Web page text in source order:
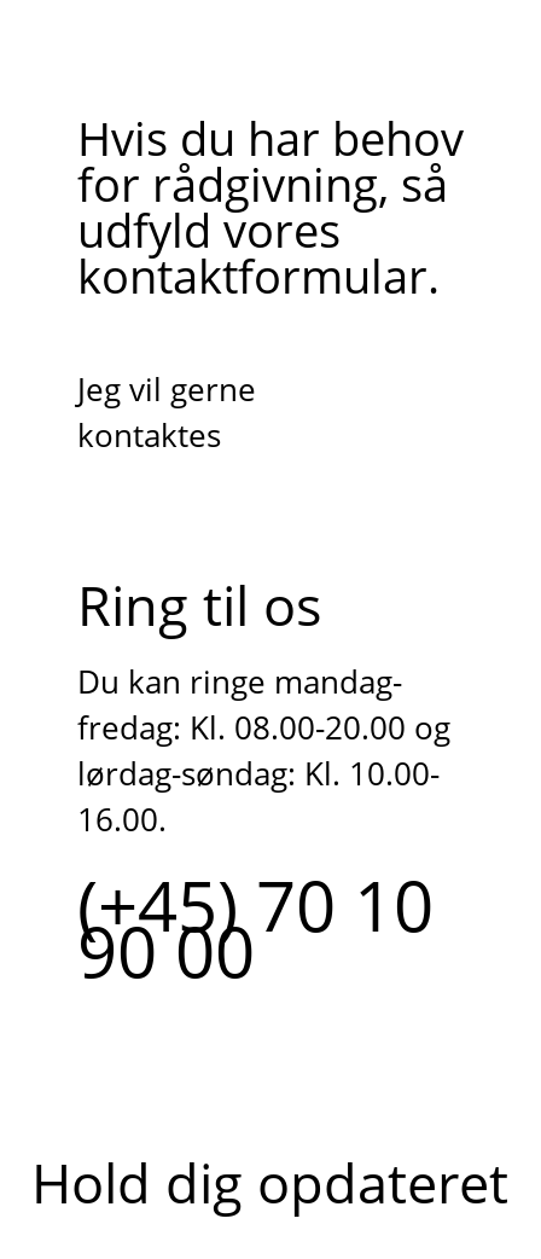
Hvis du har behov
for rådgivning, så
udfyld vores
kontaktformular.
Jeg vil gerne
kontaktes
Ring til os
Du kan ringe mandag-
fredag: Kl. 08.00-20.00 og
lørdag-søndag: Kl. 10.00-
16.00.
(+45) 70 10
90 00
Hold dig opdateret